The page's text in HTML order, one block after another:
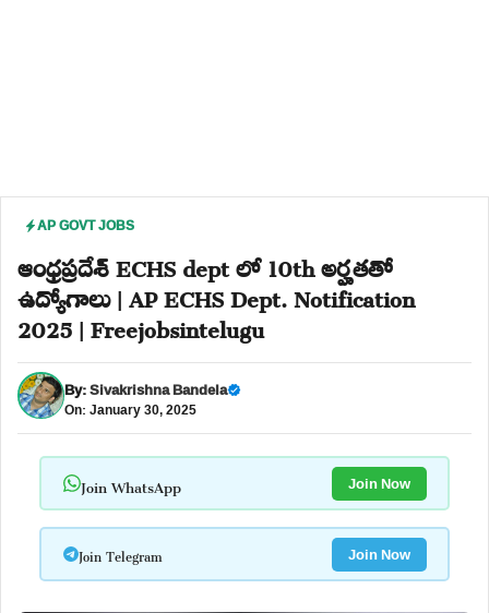
AP GOVT JOBS
ఆంధ్రప్రదేశ్ ECHS dept లో 10th అర్హతతో
ఉద్యోగాలు | AP ECHS Dept. Notification
2025 | Freejobsintelugu
By:Sivakrishna Bandela
On: January 30, 2025
Join WhatsApp Join Now
Join Telegram Join Now